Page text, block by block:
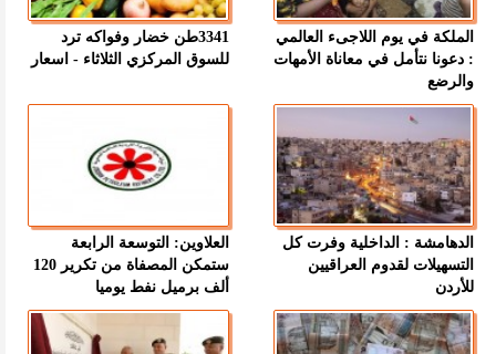
الملكة في يوم اللاجىء العالمي
: دعونا نتأمل في معاناة الأمهات
والرضع
3341طن خضار وفواكه ترد
للسوق المركزي الثلاثاء - اسعار
الدهامشة : الداخلية وفرت كل
التسهيلات لقدوم العراقيين
للأردن
العلاوين: التوسعة الرابعة
ستمكن المصفاة من تكرير 120
ألف برميل نفط يوميا